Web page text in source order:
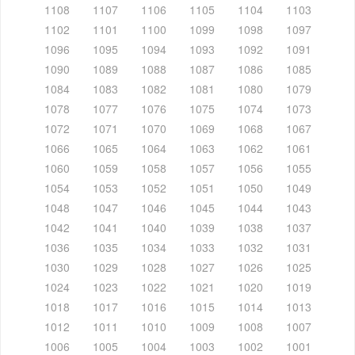
1108 1107 1106 1105 1104
1103
1102
1101 1100 1099 1098
1097
1096
1095 1094 1093 1092
1091
1090
1089 1088 1087 1086
1085
1084
1083 1082 1081 1080
1079
1078
1077 1076 1075 1074
1073
1072
1071 1070 1069 1068
1067
1066
1065 1064 1063 1062
1061
1060
1059 1058 1057 1056
1055
1054
1053 1052 1051 1050
1049
1048
1047 1046 1045 1044
1043
1042
1041 1040 1039 1038
1037
1036
1035 1034 1033 1032
1031
1030
1029 1028 1027 1026
1025
1024
1023 1022 1021 1020
1019
1018
1017 1016 1015 1014
1013
1012
1011 1010 1009 1008
1007
1006
1005 1004 1003 1002 1001